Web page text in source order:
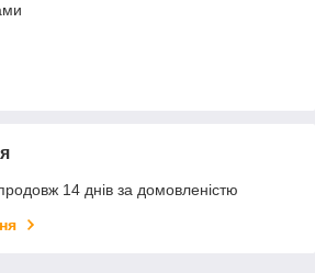
14 днів за домовленістю